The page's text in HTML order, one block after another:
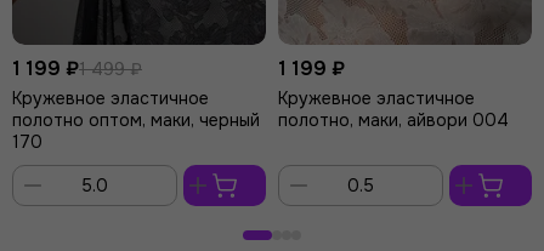
1 199 ₽1 499 ₽
Кружевное эластичное
полотно оптом, маки, черный
170
корзину
1 199 ₽
Кружевное эластичное
полотно, маки, айвори 004